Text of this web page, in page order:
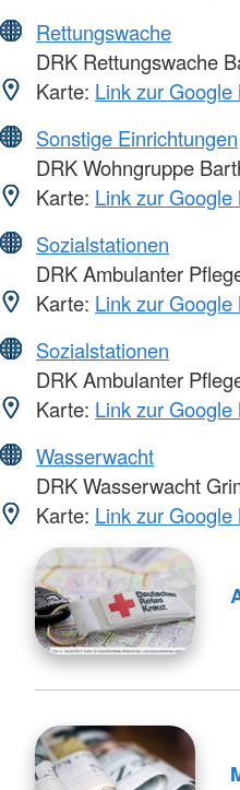
Rettungswache
DRK Rettungswache
Karte: Link zur
Sonstige Einrichtungen
DRK Wohngruppe
Karte: Link zur
Sozialstationen
DRK Ambulanter
Karte: Link zur
Sozialstationen
DRK Ambulanter
Karte: Link zur
Wasserwacht
DRK Wasserwacht
Karte: Link zur